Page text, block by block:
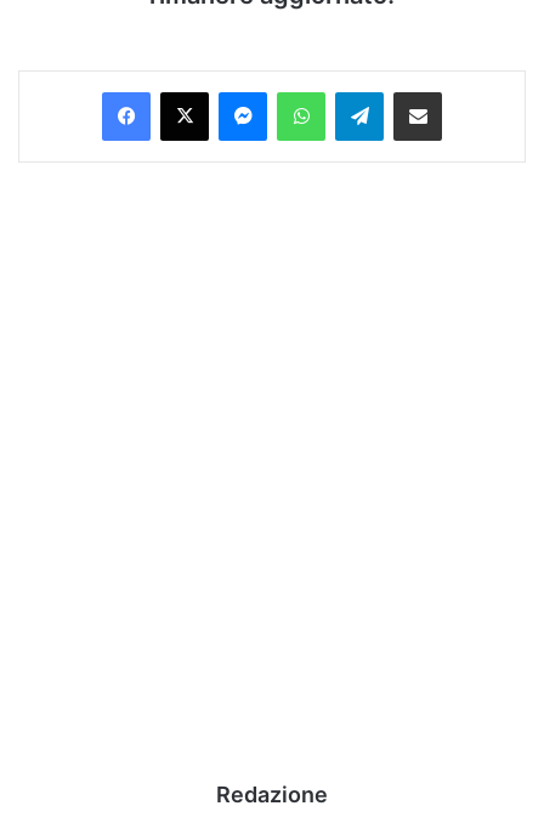
Facebook
X MessengerWhatsAppTelegramCondividi via Email
Redazione